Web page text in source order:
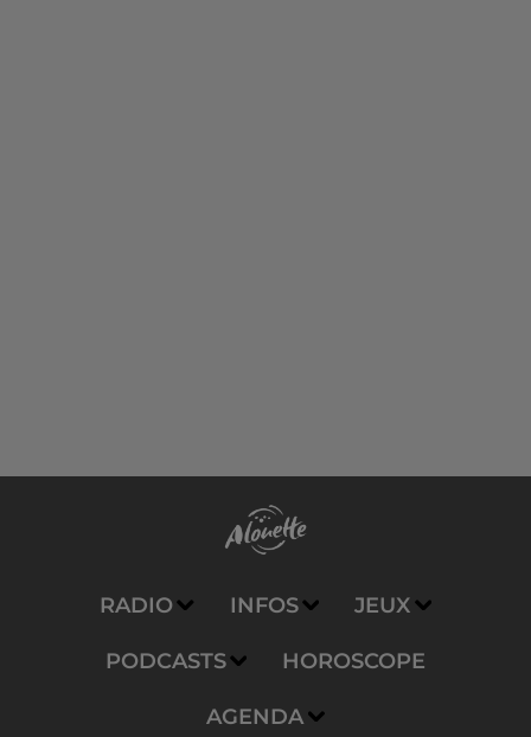
RADIO INFOS JEUX
PODCASTS HOROSCOPE
AGENDA